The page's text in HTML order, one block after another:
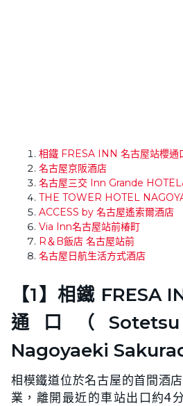
相鐵 FRESA INN 名古屋站櫻通
名古屋京阪酒店
名古屋三交 Inn Grande
THE TOWER HOTEL
ACCESS by 名古屋遙索爾酒店
Via Inn名古屋站前椿町
R＆B飯店 名古屋站前
名古屋日航生活方式酒店
【1】相鐵 FRESA
通口（
Nagoyaeki
相模鐵道位於名古屋的首間酒
業，離開最近的車站出口約4